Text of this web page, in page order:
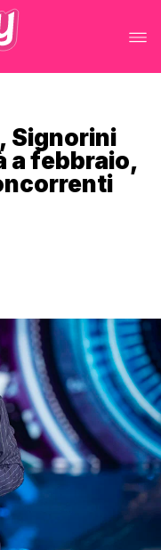
Signorini
a febbraio,